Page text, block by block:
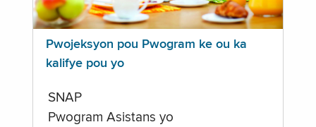
Pwojeksyon pou Pwogram ke ou ka
kalifye pou yo
SNAP
Pwogram Asistans yo